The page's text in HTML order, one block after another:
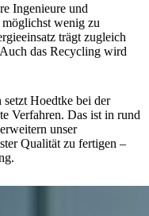
Ingenieure und
wenig zu
trägt zugleich
das Recycling wird
Hoedtke bei der
Verfahren. Das ist in rund
unser
Qualität zu fertigen –